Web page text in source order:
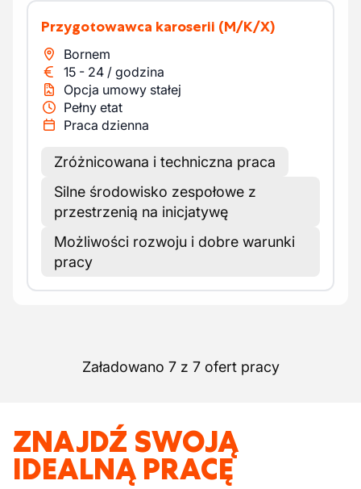
Przygotowawca karoserii (M/K/X)
Bornem
15 - 24 / godzina
Opcja umowy stałej
Pełny etat
Praca dzienna
Zróżnicowana i techniczna praca
Silne środowisko zespołowe z
przestrzenią na inicjatywę
Możliwości rozwoju i dobre warunki
pracy
Załadowano 7 z 7 ofert pracy
ZNAJDŹ SWOJĄ
IDEALNĄ PRACĘ